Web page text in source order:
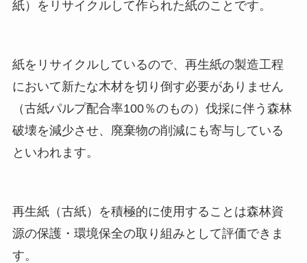
紙）をリサイクルして作られた紙のことです。
紙をリサイクルしているので、再生紙の製造工程
において新たな木材を切り倒す必要がありません
（古紙パルプ配合率100％のもの）伐採に伴う森林
破壊を減少させ、廃棄物の削減にも寄与している
といわれます。
再生紙（古紙）を積極的に使用することは森林資
源の保護・環境保全の取り組みとして評価できま
す。